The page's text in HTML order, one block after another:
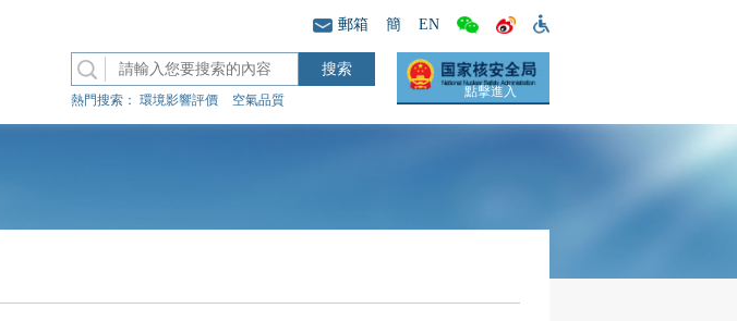
郵箱 簡 EN
熱門搜索： 環境影響評價 空氣品質
點擊進入